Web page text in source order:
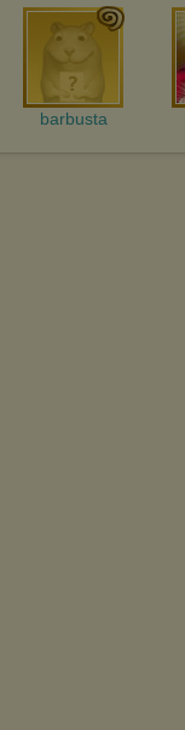
barbusta